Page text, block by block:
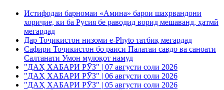
Истифодаи барномаи «Амина» барои шаҳрвандони
хориҷие, ки ба Русия бе раводид ворид мешаванд, ҳатмӣ
мегардад
Дар Тоҷикистон низоми e-Phyto татбиқ мегардад
Сафири Тоҷикистон бо раиси Палатаи савдо ва саноати
Салтанати Умон мулоқот намуд
"ДАҲ ХАБАРИ РӮЗ" | 07 августи соли 2026
"ДАҲ ХАБАРИ РӮЗ" | 06 августи соли 2026
"ДАҲ ХАБАРИ РӮЗ" | 05 августи соли 2026